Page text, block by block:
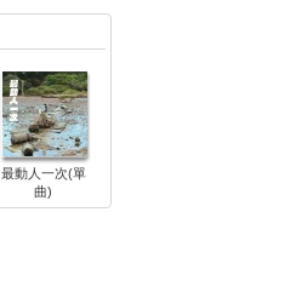
最動人一次(單
曲)